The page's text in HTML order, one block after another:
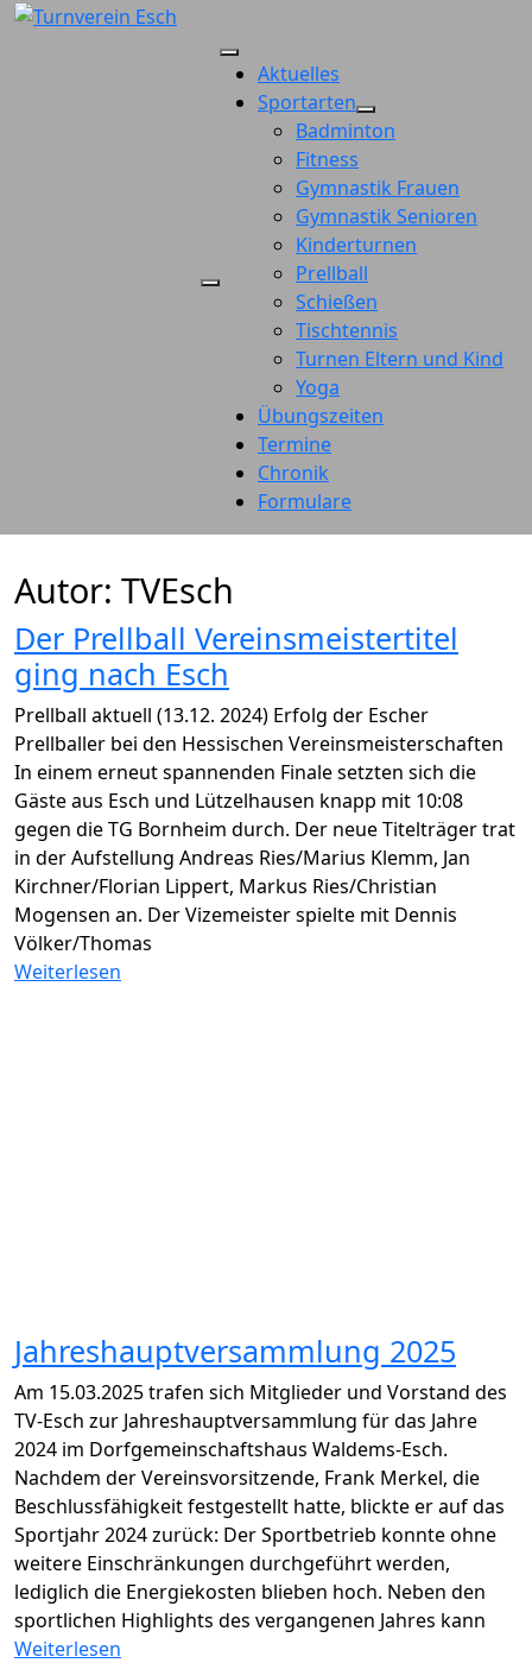
Zum
Aktuelles
Sportarten
Badminton
Fitness
Gymnastik Frauen
Gymnastik Senioren
Kinderturnen
Prellball
Schießen
Tischtennis
Turnen Eltern und Kind
Yoga
Übungszeiten
Termine
Chronik
Formulare
Autor: TVEsch
Der Prellball Vereinsmeistertitel
ging nach Esch
Prellball aktuell (13.12. 2024) Erfolg der Escher
Prellballer bei den Hessischen Vereinsmeisterschaften
In einem erneut spannenden Finale setzten sich die
Gäste aus Esch und Lützelhausen knapp mit 10:08
gegen die TG Bornheim durch. Der neue Titelträger trat
in der Aufstellung Andreas Ries/Marius Klemm, Jan
Kirchner/Florian Lippert, Markus Ries/Christian
Mogensen an. Der Vizemeister spielte mit Dennis
Völker/Thomas
Weiterlesen
Jahreshauptversammlung 2025
Am 15.03.2025 trafen sich Mitglieder und Vorstand des
TV-Esch zur Jahreshauptversammlung für das Jahre
2024 im Dorfgemeinschaftshaus Waldems-Esch.
Nachdem der Vereinsvorsitzende, Frank Merkel, die
Beschlussfähigkeit festgestellt hatte, blickte er auf das
Sportjahr 2024 zurück: Der Sportbetrieb konnte ohne
weitere Einschränkungen durchgeführt werden,
lediglich die Energiekosten blieben hoch. Neben den
sportlichen Highlights des vergangenen Jahres kann
Weiterlesen